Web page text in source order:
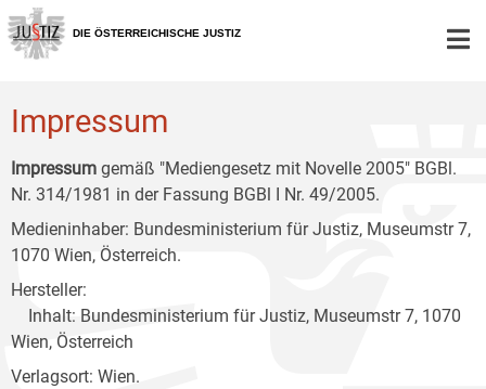
Zur
Hauptnavigation
[1]
Zum
Inhalt
[2]
Zum
Untermenü
[3]
DIE ÖSTERREICHISCHE JUSTIZ
Impressum
Impressum gemäß "Mediengesetz mit Novelle 2005" BGBl.
Nr. 314/1981 in der Fassung BGBl I Nr. 49/2005.
Medieninhaber: Bundesministerium für Justiz, Museumstr 7,
1070 Wien, Österreich.
Hersteller:
Inhalt: Bundesministerium für Justiz, Museumstr 7, 1070
Wien, Österreich
Verlagsort: Wien.